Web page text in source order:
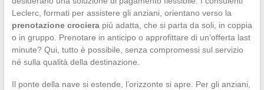
Leclerc, formati per assistere gli anziani, orientano verso la
prenotazione crocierapiù adatta, che si parta da soli, in coppia
o in gruppo. Prenotare in anticipo o approfittare di un’offerta last
minute? Qui, tutto è possibile, senza compromessi sul servizio
né sulla qualità della destinazione.
Il ponte della nave si estende, l’orizzonte si apre. Per gli anziani,